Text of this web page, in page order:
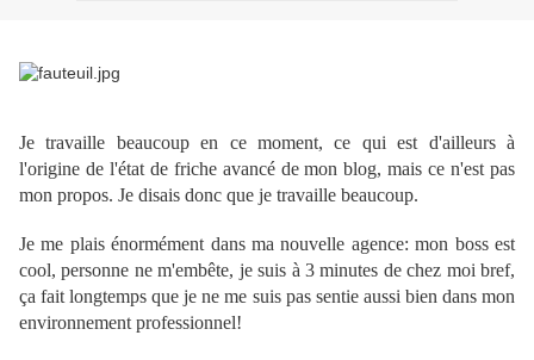
Je travaille beaucoup en ce moment, ce qui est d'ailleurs à
l'origine de l'état de friche avancé de mon blog, mais ce n'est pas
mon propos. Je disais donc que je travaille beaucoup.
Je me plais énormément dans ma nouvelle agence: mon boss est
cool, personne ne m'embête, je suis à 3 minutes de chez moi bref,
ça fait longtemps que je ne me suis pas sentie aussi bien dans mon
environnement professionnel!